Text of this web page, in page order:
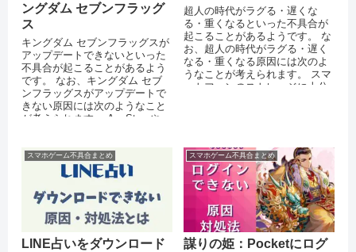
ングダム セブンフラッグ
ス
キングダム セブンフラッグスが
アップデートできないといった
不具合が起こることがあるよう
です。 なお、キングダム セブ
ンフラッグスがアップデートで
きない原因には次のようなこと
が考えられます。 AppStoreや
超人の時代がラグる・遅くな
る・重くなるといった不具合が
起こることがあるようです。 な
お、超人の時代がラグる・遅く
なる・重くなる原因には次のよ
うなことが考えられます。 スマ
ートフォンのストレージに十分
スマホゲーム不具合まとめ
LINE占いをダウンロード
スマホゲーム不具合まとめ
謀りの姫：Pocketにログ